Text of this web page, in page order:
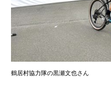
鶴居村協力隊の黒瀬文也さん